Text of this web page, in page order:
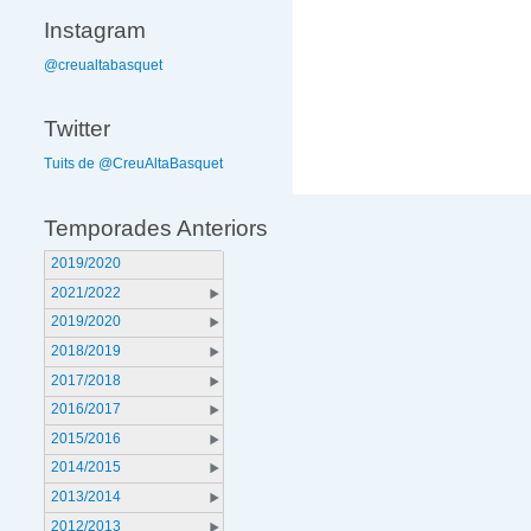
Instagram
@creualtabasquet
Twitter
Tuits de @CreuAltaBasquet
Temporades Anteriors
2019/2020
2021/2022
2019/2020
2018/2019
2017/2018
2016/2017
2015/2016
2014/2015
2013/2014
2012/2013